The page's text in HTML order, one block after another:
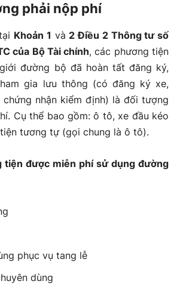
phải nộp phí
Khoản 1 và2 Điều 2 Thông tư số
của Bộ Tài chính, các phương tiện
đường bộ đã hoàn tất đăng ký,
gia lưu thông (có đăng ký xe,
nhận kiểm định) là đối tượng
Cụ thể bao gồm: ô tô, xe đầu kéo
tương tự (gọi chung là ô tô).
tiện được miễn phí sử dụng đường
phục vụ tang lễ
dùng